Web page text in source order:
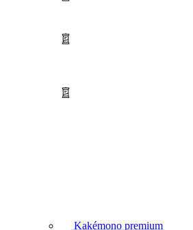
Kakémono premium